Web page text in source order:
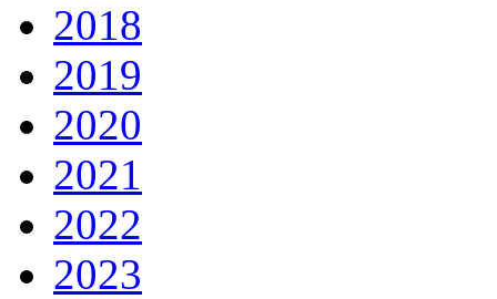
2018
2019
2020
2021
2022
2023